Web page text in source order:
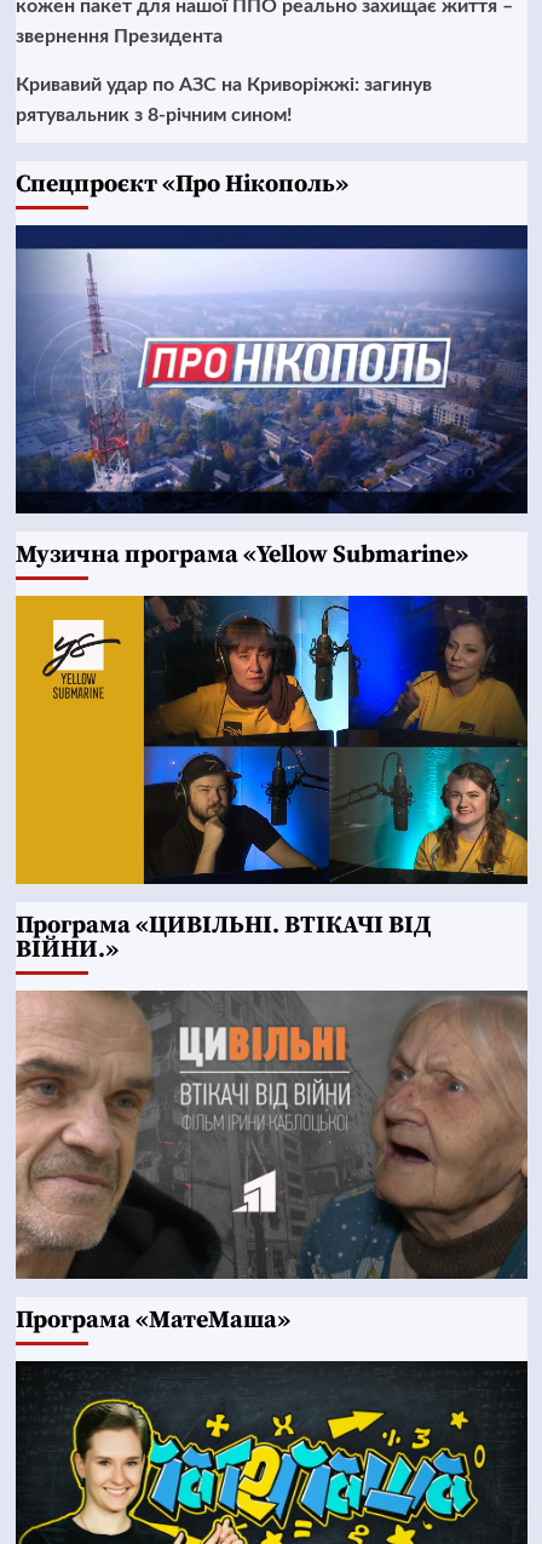
кожен пакет для нашої ППО реально захищає життя –
звернення Президента
Кривавий удар по АЗС на Криворіжжі: загинув
рятувальник з 8-річним сином!
Cпецпроєкт «Про Нікополь»
Музична програма «Yellow Submarine»
Програма «ЦИВІЛЬНІ. ВТІКАЧІ ВІД
ВІЙНИ.»
Програма «МатеМаша»